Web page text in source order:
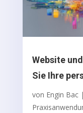
Website
Sie Ihre
von Engin Bac|